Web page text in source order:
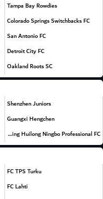
Tampa Bay Rowdies
Colorado Springs Switchbacks FC
San Antonio FC
Detroit City FC
Oakland Roots SC
Shenzhen Juniors
Guangxi Hengchen
Shanghai Jiading Huilong Ningbo Professional FC
FC TPS Turku
FC Lahti